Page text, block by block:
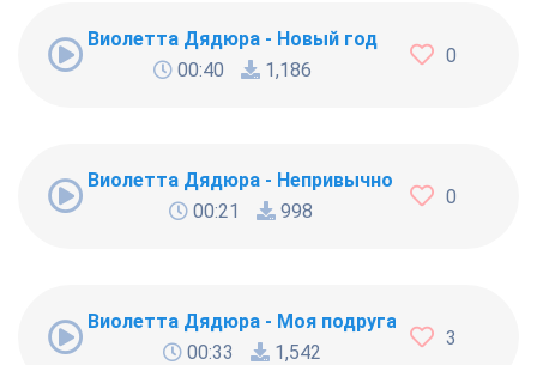
Виолетта Дядюра - Новый год
00:40
1,186
0
Виолетта Дядюра - Непривычно
00:21
998
0
Виолетта Дядюра - Моя подруга крокодил
00:33
1,542
3